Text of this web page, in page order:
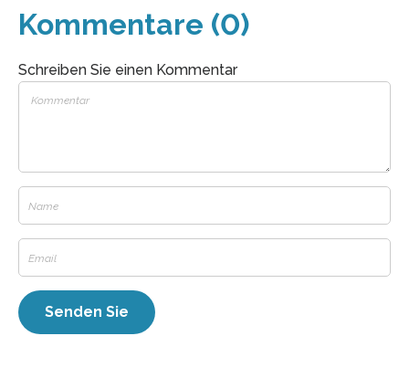
Kommentare (0)
Schreiben Sie einen Kommentar